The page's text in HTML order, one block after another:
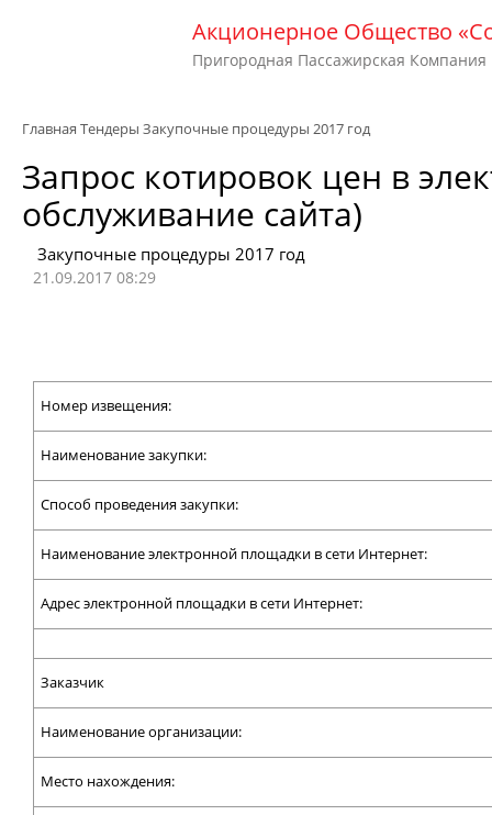
Акционерное Общество
Пригородная Пассажирская Компания
Главная Тендеры Закупочные процедуры 2017 год
Запрос котировок цен в
обслуживание сайта)
Закупочные процедуры 2017 год
21.09.2017 08:29
Номер извещения:
Наименование закупки:
Способ проведения закупки:
Наименование электронной площадки в сети Интернет:
Адрес электронной площадки в сети Интернет:
Заказчик
Наименование организации:
Место нахождения: